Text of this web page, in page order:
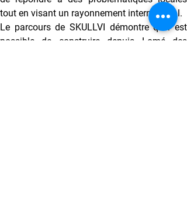
tout en visant un rayonnement international.
Le parcours de SKULLVI démontre qu’il est
possible de construire depuis Lomé des